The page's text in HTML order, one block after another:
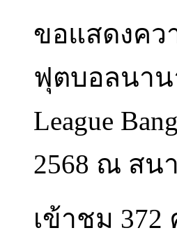
ขอแสดงคว
ฟุตบอลนาน
League
2568 ณ สนา
เข้าชม 372